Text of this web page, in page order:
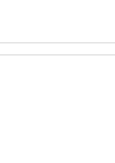
様へのご案内方法を
るホテルを目指して努
せ。スタッフ一同、心